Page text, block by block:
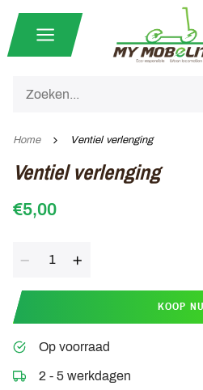
Home Ventiel verlenging
Ventiel verlenging
€5,00
KOOP NU
Op voorraad
2 - 5 werkdagen